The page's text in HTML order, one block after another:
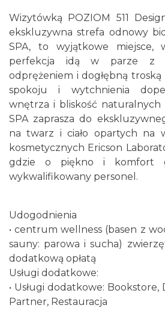
Wizytówką POZIOM 511
ekskluzywna strefa odnowy
SPA, to wyjątkowe
perfekcja idą w parze z
odprężeniem i dogłębną
spokoju i wytchnienia
wnętrza i bliskość naturalnych
SPA zaprasza do
na twarz i ciało opartych na
kosmetycznych Ericson
gdzie o piękno i komfort
wykwalifikowany personel.
Udogodnienia
• centrum wellness (basen z
sauny: parowa i sucha)
dodatkową opłatą
Usługi dodatkowe:
• Usługi dodatkowe:
Partner, Restauracja